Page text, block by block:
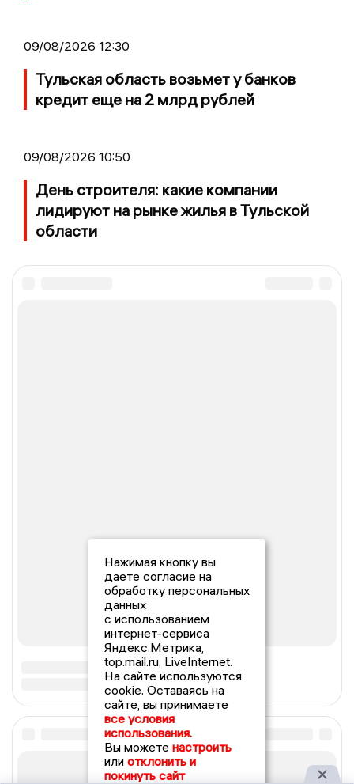
09/08/2026 12:30
Тульская область возьмет у банков
кредит еще на 2 млрд рублей
09/08/2026 10:50
День строителя: какие компании
лидируют на рынке жилья в Тульской
области
Нажимая кнопку вы
даете согласие на
обработку персональных
данных
с использованием
интернет-сервиса
Яндекс.Метрика,
top.mail.ru, LiveInternet.
На сайте используются
cookie. Оставаясь на
сайте, вы принимаете
все условия
использования.
Вы можете настроить
или отклонить и
покинуть сайт